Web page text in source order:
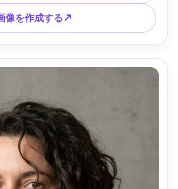
、リアルな肌と髪のディテール、
フォーカス --ar 4:5
像を作成する↗